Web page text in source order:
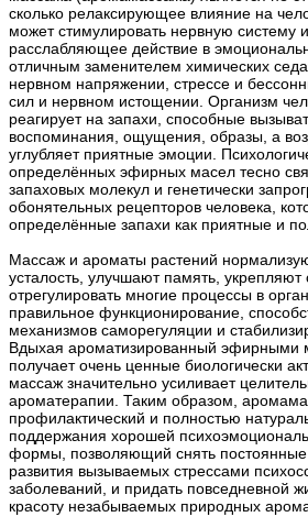
сколько релаксирующее влияние на
может стимулировать нервную систему
расслабляющее действие в
отличным заменителем химических
нервном напряжении, стрессе и
сил и нервном истощении. Организм
реагирует на запахи, способные
воспоминания, ощущения, образы, а
углубляет приятные эмоции.
определённых эфирных масел тесно
запаховых молекул и генетически
обонятельных рецепторов человека,
определённые запахи как приятные и
Массаж и ароматы растений
усталость, улучшают память,
отрегулировать многие процессы в
правильное функционирование,
механизмов саморегуляции и
Вдыхая ароматизированный эфирными
получает очень ценные биологически
массаж значительно усиливает
ароматерапии. Таким образом,
профилактический и полностью
поддержания хорошей
формы, позволяющий снять постоянные
развития вызываемых стрессами
заболеваний, и придать повседневной
красоту незабываемых природных